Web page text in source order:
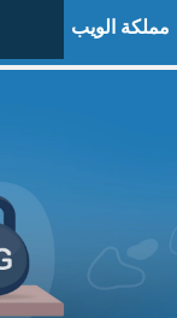
مملكة الويب